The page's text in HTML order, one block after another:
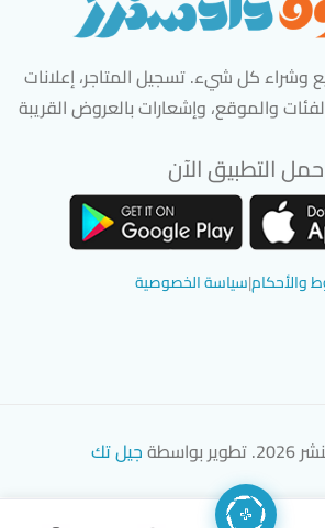
كل شيء. تسجيل المتاجر، إعلانات
والموقع، وإشعارات بالعروض القريبة
حمل التطبيق الآن
والأحكام|سياسة الخصوصية
بواسطة جيل تك